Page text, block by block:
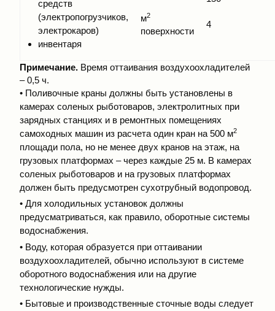
средств
(электропогрузчиков,
электрокаров)
инвентаря
м2
поверхности
4
Примечание. Время оттаивания воздухоохладителей
– 0,5 ч.
• Поливочные краны должны быть установлены в
камерах соленых рыботоваров, электролитных при
зарядных станциях и в ремонтных помещениях
самоходных машин из расчета один кран на 500 м2
площади пола, но не менее двух кранов на этаж, на
грузовых платформах – через каждые 25 м. В камерах
соленых рыботоваров и на грузовых платформах
должен быть предусмотрен сухотрубный водопровод.
• Для холодильных установок должны
предусматриваться, как правило, оборотные системы
водоснабжения.
• Воду, которая образуется при оттаивании
воздухоохладителей, обычно используют в системе
оборотного водоснабжения или на другие
технологические нужды.
• Бытовые и производственные сточные воды следует